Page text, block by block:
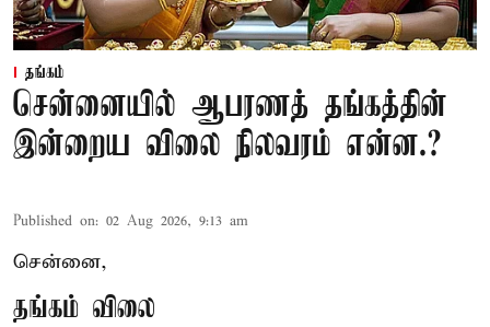
தங்கம்
சென்னையில் ஆபரணத் தங்கத்தின்
இன்றைய விலை நிலவரம் என்ன.?
Published on: 02 Aug 2026, 9:13 am
சென்னை,
தங்கம் விலை